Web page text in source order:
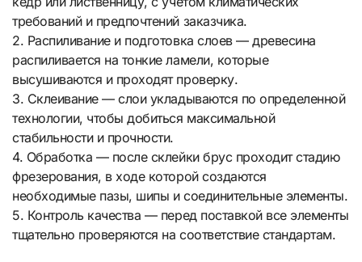
требований и предпочтений заказчика.
2. Распиливание и подготовка слоев — древесина
распиливается на тонкие ламели, которые
высушиваются и проходят проверку.
3. Склеивание — слои укладываются по определенной
технологии, чтобы добиться максимальной
стабильности и прочности.
4. Обработка — после склейки брус проходит стадию
фрезерования, в ходе которой создаются
необходимые пазы, шипы и соединительные элементы.
5. Контроль качества — перед поставкой все элементы
тщательно проверяются на соответствие стандартам.